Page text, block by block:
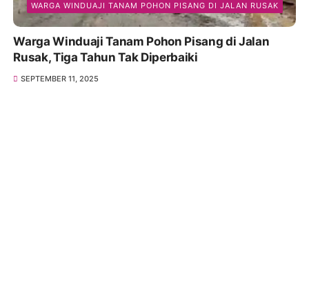
WARGA WINDUAJI TANAM POHON PISANG DI JALAN RUSAK
Warga Winduaji Tanam Pohon Pisang di Jalan
Rusak, Tiga Tahun Tak Diperbaiki
SEPTEMBER 11, 2025